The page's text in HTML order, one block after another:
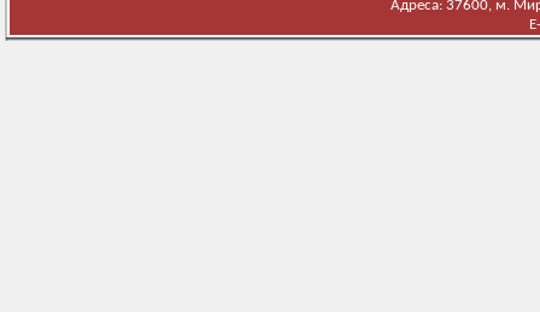
Адреса: 37600, м.